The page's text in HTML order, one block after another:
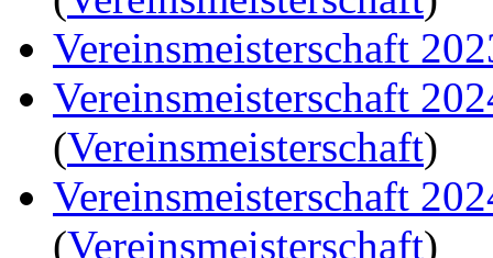
Vereinsmeisterschaft
Vereinsmeisterschaft
(Vereinsmeisterschaft)
Vereinsmeisterschaft
(Vereinsmeisterschaft)